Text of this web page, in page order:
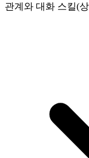
관계와 대화 스킬(